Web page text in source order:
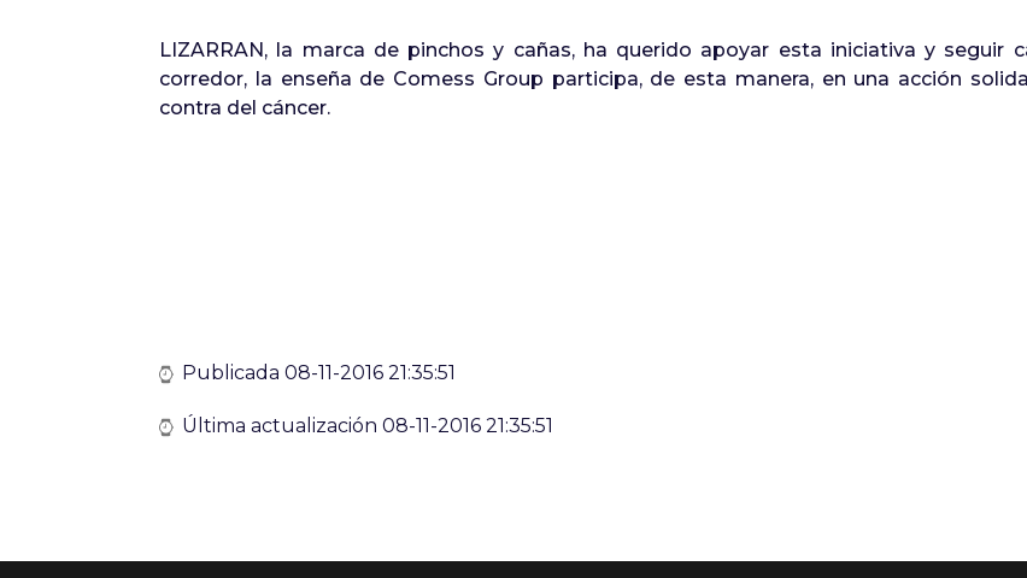
LIZARRAN, la marca de pinchos y cañas, ha querido apoyar esta iniciativa y seguir
corredor, la enseña de Comess Group participa, de esta manera, en una acción
contra del cáncer.
Publicada 08-11-2016 21:35:51
Última actualización 08-11-2016 21:35:51